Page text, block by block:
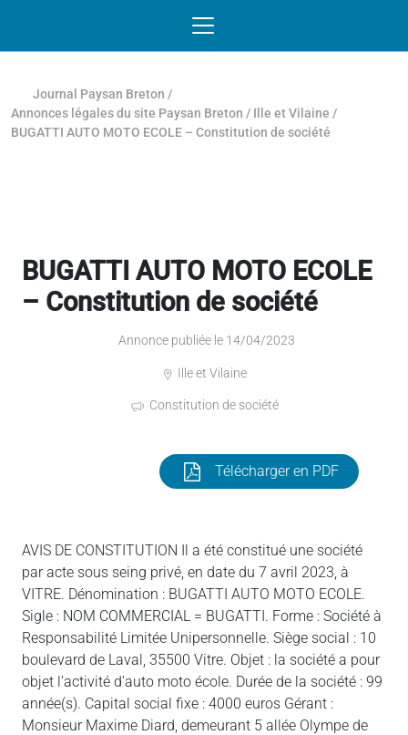
Journal Paysan Breton /
Annonces légales du site Paysan Breton / Ille et Vilaine /
BUGATTI AUTO MOTO ECOLE – Constitution de société
BUGATTI AUTO MOTO ECOLE
– Constitution de société
Annonce publiée le 14/04/2023
Ille et Vilaine
Constitution de société
Télécharger en PDF
AVIS DE CONSTITUTION Il a été constitué une société
par acte sous seing privé, en date du 7 avril 2023, à
VITRE. Dénomination : BUGATTI AUTO MOTO ECOLE.
Sigle : NOM COMMERCIAL = BUGATTI. Forme : Société à
Responsabilité Limitée Unipersonnelle. Siège social : 10
boulevard de Laval, 35500 Vitre. Objet : la société a pour
objet l’activité d’auto moto école. Durée de la société : 99
année(s). Capital social fixe : 4000 euros Gérant :
Monsieur Maxime Diard, demeurant 5 allée Olympe de